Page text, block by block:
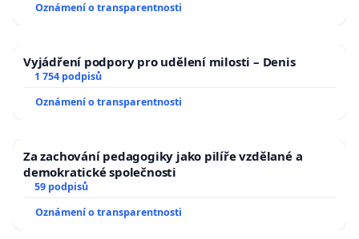
Oznámení o transparentnosti
Vyjádření podpory pro udělení milosti – Denis
1 754 podpisů
Oznámení o transparentnosti
Za zachování pedagogiky jako pilíře vzdělané a
demokratické společnosti
59 podpisů
Oznámení o transparentnosti